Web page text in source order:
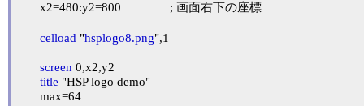
celload "hsplogo8.png",1
screen 0,x2,y2
title "HSP logo demo"